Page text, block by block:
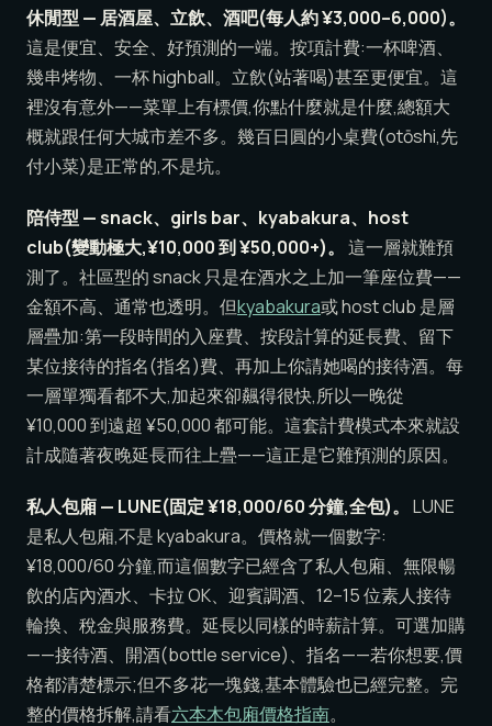
休閒型 — 居酒屋、立飲、酒吧(每人約 ¥3,000–6,000)。
這是便宜、安全、好預測的一端。按項計費:一杯啤酒、
幾串烤物、一杯 highball。立飲(站著喝)甚至更便宜。這
裡沒有意外——菜單上有標價,你點什麼就是什麼,總額大
概就跟任何大城市差不多。幾百日圓的小桌費(otōshi,先
付小菜)是正常的,不是坑。
陪侍型 — snack、girls bar、kyabakura、host
club(變動極大,¥10,000 到 ¥50,000+)。 這一層就難預
測了。社區型的 snack 只是在酒水之上加一筆座位費——
金額不高、通常也透明。但kyabakura或 host club 是層
層疊加:第一段時間的入座費、按段計算的延長費、留下
某位接待的指名(指名)費、再加上你請她喝的接待酒。每
一層單獨看都不大,加起來卻飆得很快,所以一晚從
¥10,000 到遠超 ¥50,000 都可能。這套計費模式本來就設
計成隨著夜晚延長而往上疊——這正是它難預測的原因。
私人包廂 — LUNE(固定 ¥18,000/60 分鐘,全包)。 LUNE
是私人包廂,不是 kyabakura。價格就一個數字:
¥18,000/60 分鐘,而這個數字已經含了私人包廂、無限暢
飲的店內酒水、卡拉 OK、迎賓調酒、12–15 位素人接待
輪換、稅金與服務費。延長以同樣的時薪計算。可選加購
——接待酒、開酒(bottle service)、指名——若你想要,價
格都清楚標示;但不多花一塊錢,基本體驗也已經完整。完
整的價格拆解,請看六本木包廂價格指南。